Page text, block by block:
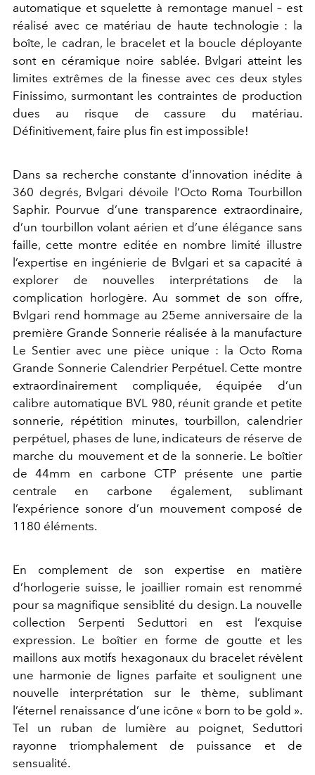
automatique et squelette à remontage manuel – est
réalisé avec ce matériau de haute technologie : la
boîte, le cadran, le bracelet et la boucle déployante
sont en céramique noire sablée. Bvlgari atteint les
limites extrêmes de la finesse avec ces deux styles
Finissimo, surmontant les contraintes de production
dues au risque de cassure du matériau.
Définitivement, faire plus fin est impossible!
Dans sa recherche constante d’innovation inédite à
360 degrés, Bvlgari dévoile l’Octo Roma Tourbillon
Saphir. Pourvue d’une transparence extraordinaire,
d’un tourbillon volant aérien et d’une élégance sans
faille, cette montre editée en nombre limité illustre
l’expertise en ingénierie de Bvlgari et sa capacité à
explorer de nouvelles interprétations de la
complication horlogère. Au sommet de son offre,
Bvlgari rend hommage au 25eme anniversaire de la
première Grande Sonnerie réalisée à la manufacture
Le Sentier avec une pièce unique : la Octo Roma
Grande Sonnerie Calendrier Perpétuel. Cette montre
extraordinairement compliquée, équipée d’un
calibre automatique BVL 980, réunit grande et petite
sonnerie, répétition minutes, tourbillon, calendrier
perpétuel, phases de lune, indicateurs de réserve de
marche du mouvement et de la sonnerie. Le boîtier
de 44mm en carbone CTP présente une partie
centrale en carbone également, sublimant
l’expérience sonore d’un mouvement composé de
1180 éléments.
En complement de son expertise en matière
d’horlogerie suisse, le joaillier romain est renommé
pour sa magnifique sensiblité du design. La nouvelle
collection Serpenti Seduttori en est l’exquise
expression. Le boîtier en forme de goutte et les
maillons aux motifs hexagonaux du bracelet révèlent
une harmonie de lignes parfaite et soulignent une
nouvelle interprétation sur le thème, sublimant
l’éternel renaissance d’une icône « born to be gold ».
Tel un ruban de lumière au poignet, Seduttori
rayonne triomphalement de puissance et de
sensualité.